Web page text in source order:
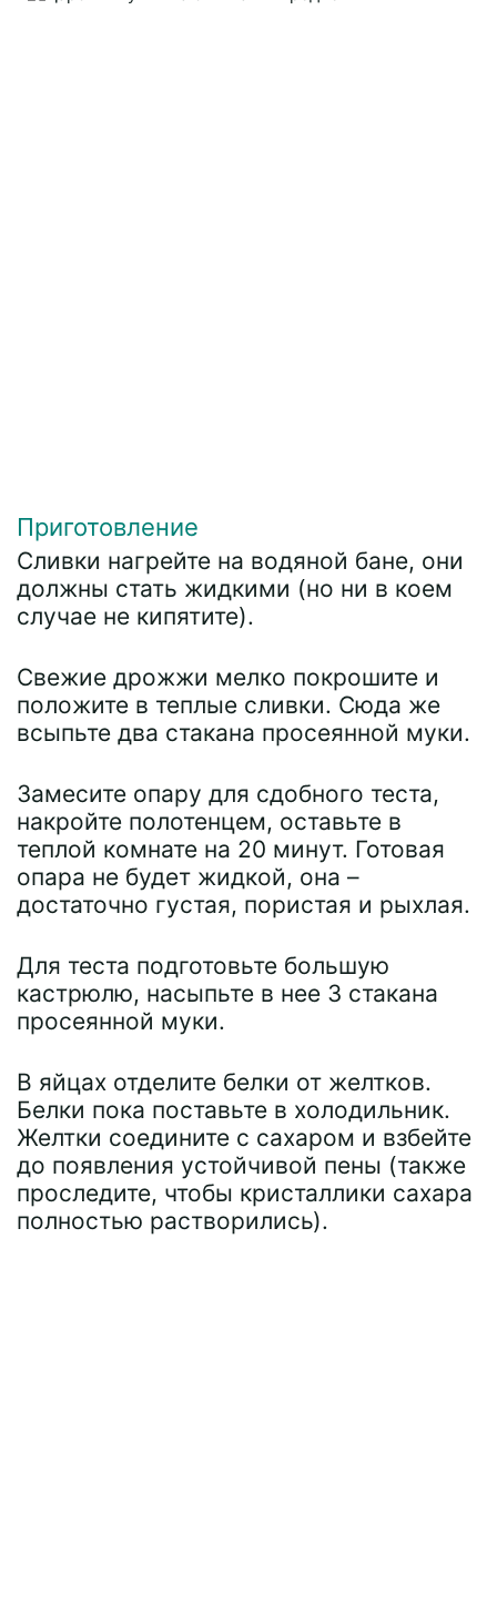
Приготовление
Сливки нагрейте на водяной бане, они
должны стать жидкими (но ни в коем
случае не кипятите).
Свежие дрожжи мелко покрошите и
положите в теплые сливки. Сюда же
всыпьте два стакана просеянной муки.
Замесите опару для сдобного теста,
накройте полотенцем, оставьте в
теплой комнате на 20 минут. Готовая
опара не будет жидкой, она –
достаточно густая, пористая и рыхлая.
Для теста подготовьте большую
кастрюлю, насыпьте в нее 3 стакана
просеянной муки.
В яйцах отделите белки от желтков.
Белки пока поставьте в холодильник.
Желтки соедините с сахаром и взбейте
до появления устойчивой пены (также
проследите, чтобы кристаллики сахара
полностью растворились).